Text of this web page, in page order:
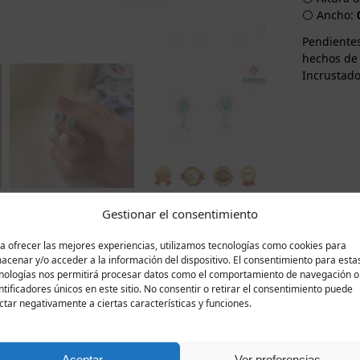
Gestionar el consentimiento
ofrecer las mejores experiencias, utilizamos tecnologías como cookies para
y/o acceder a la información del dispositivo. El consentimiento para
nos permitirá procesar datos como el comportamiento de navegación o
únicos en este sitio. No consentir o retirar el consentimiento puede
negativamente a ciertas características y funciones.
⚪ Ancho:
hechos
Descripción Valoraciones
pendientes de plata Federica, creados para convertir
con un fino baño de rodio que los protege del
convierten en un detalle brillante en cualquier colección